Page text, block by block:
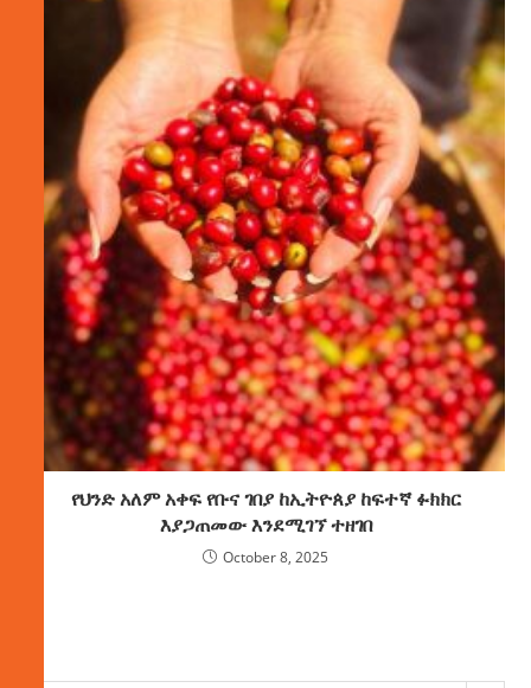
የህንድ አለም አቀፍ የቡና ገበያ ከኢትዮጰያ ከፍተኛ ፉክክር
እያጋጠመው እንደሚገኘ ተዘገበ
October 8, 2025